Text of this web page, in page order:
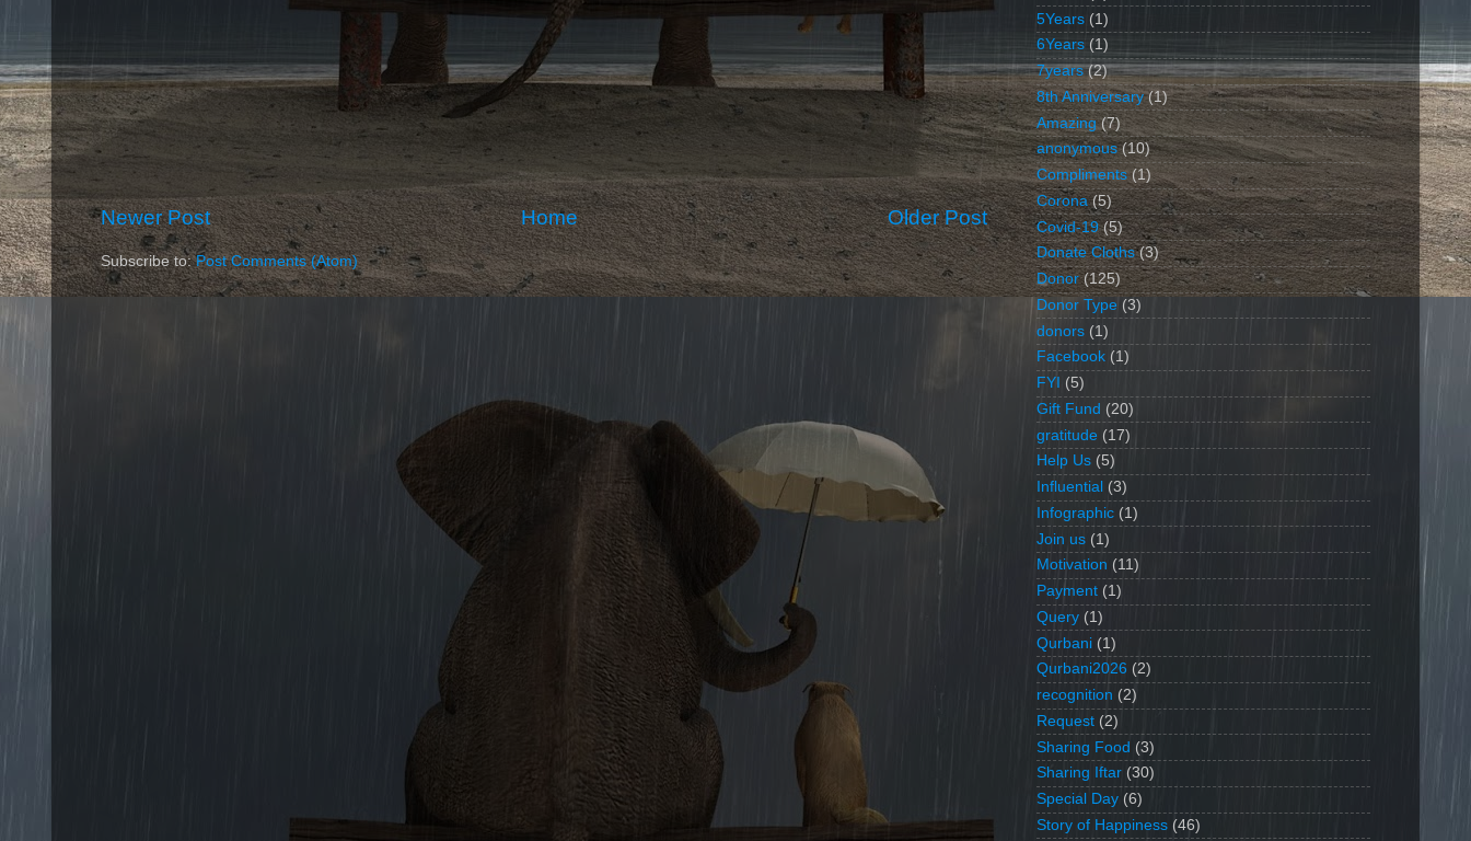
Newer Post Older Post
Home
Subscribe to:Post Comments (Atom)
5Years (1)
6Years (1)
7years (2)
8th Anniversary (1)
Amazing (7)
anonymous (10)
Compliments (1)
Corona (5)
Covid-19 (5)
Donate Cloths (3)
Donor (125)
Donor Type (3)
donors (1)
Facebook (1)
FYI (5)
Gift Fund (20)
gratitude (17)
Help Us (5)
Influential (3)
Infographic (1)
Join us (1)
Motivation (11)
Payment (1)
Query (1)
Qurbani (1)
Qurbani2026 (2)
recognition (2)
Request (2)
Sharing Food (3)
Sharing Iftar (30)
Special Day (6)
Story of Happiness (46)